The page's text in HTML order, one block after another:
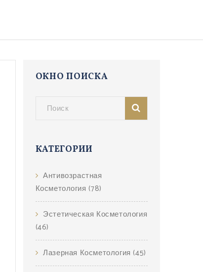
ОКНО ПОИСКА
КАТЕГОРИИ
Антивозрастная
Косметология (78)
Эстетическая Косметология
(46)
Лазерная Косметология (45)